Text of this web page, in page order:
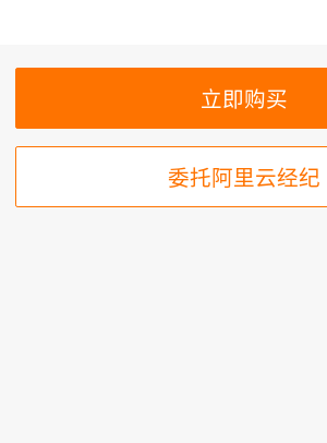
委托阿里云经纪